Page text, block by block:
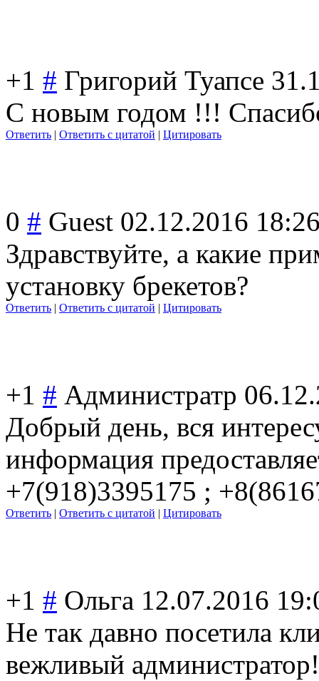
+1 # Григорий Туапсе
С новым годом !!!
Ответить | Ответить с цитатой | Цитировать
0 # Guest 02.12.2016
Здравствуйте, а какие
установку брекетов?
Ответить | Ответить с цитатой | Цитировать
+1 # Администратр
Добрый день, вся
информация
+7(918)3395175 ;
Ответить | Ответить с цитатой | Цитировать
+1 # Ольга 12.07.2016
Не так давно посетила
вежливый